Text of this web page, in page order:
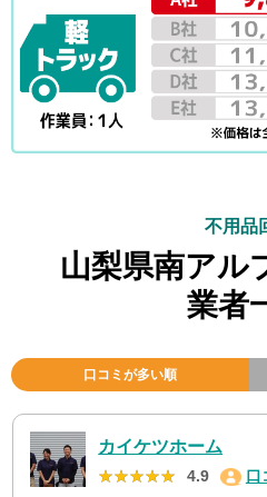
不用品
山梨県南アル
業者
口コミが多い順
カイケツホーム
★★★★★
★★★★★ 4.9 口